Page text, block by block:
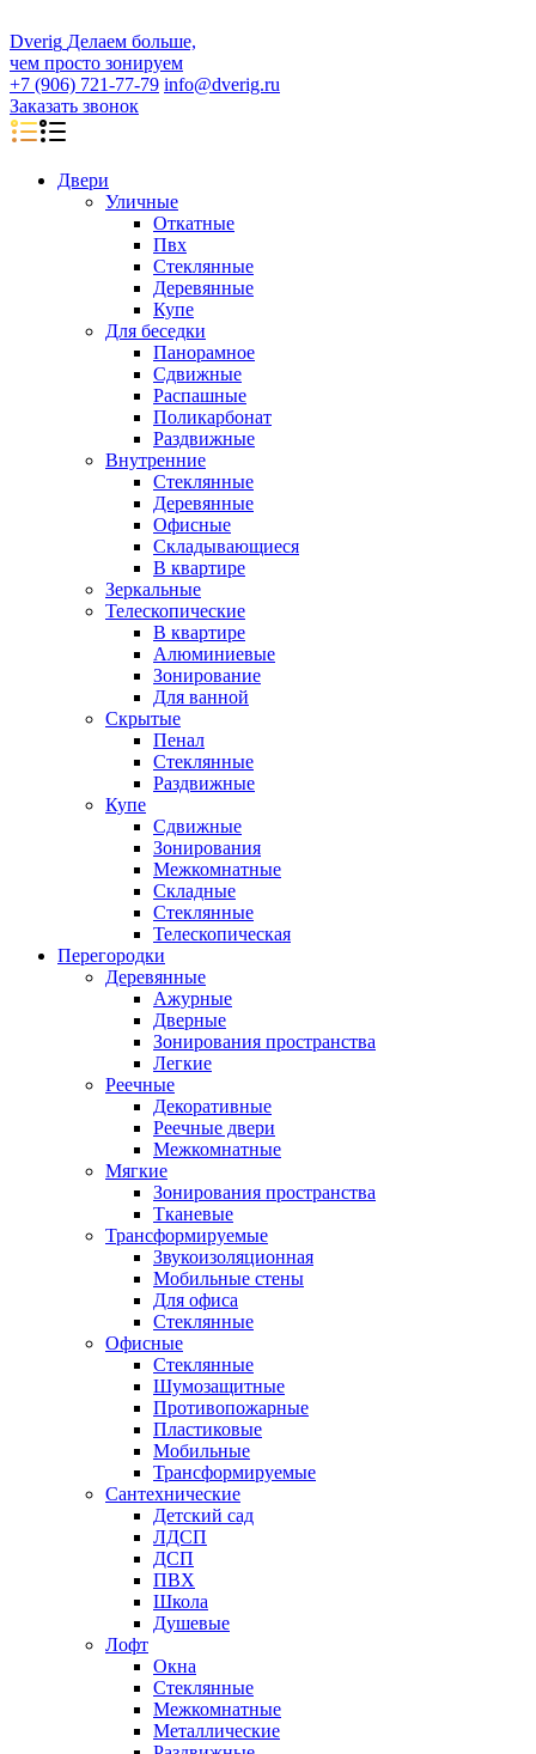
Dverig Делаем больше,
чем просто зонируем
+7 (906) 721-77-79 info@dverig.ru
Заказать звонок
Двери
Уличные
Откатные
Пвх
Стеклянные
Деревянные
Купе
Для беседки
Панорамное
Сдвижные
Распашные
Поликарбонат
Раздвижные
Внутренние
Стеклянные
Деревянные
Офисные
Складывающиеся
В квартире
Зеркальные
Телескопические
В квартире
Алюминиевые
Зонирование
Для ванной
Скрытые
Пенал
Стеклянные
Раздвижные
Купе
Сдвижные
Зонирования
Межкомнатные
Складные
Стеклянные
Телескопическая
Перегородки
Деревянные
Ажурные
Дверные
Зонирования пространства
Легкие
Реечные
Декоративные
Реечные двери
Межкомнатные
Мягкие
Зонирования пространства
Тканевые
Трансформируемые
Звукоизоляционная
Мобильные стены
Для офиса
Стеклянные
Офисные
Стеклянные
Шумозащитные
Противопожарные
Пластиковые
Мобильные
Трансформируемые
Сантехнические
Детский сад
ЛДСП
ДСП
ПВХ
Школа
Душевые
Лофт
Окна
Стеклянные
Межкомнатные
Металлические